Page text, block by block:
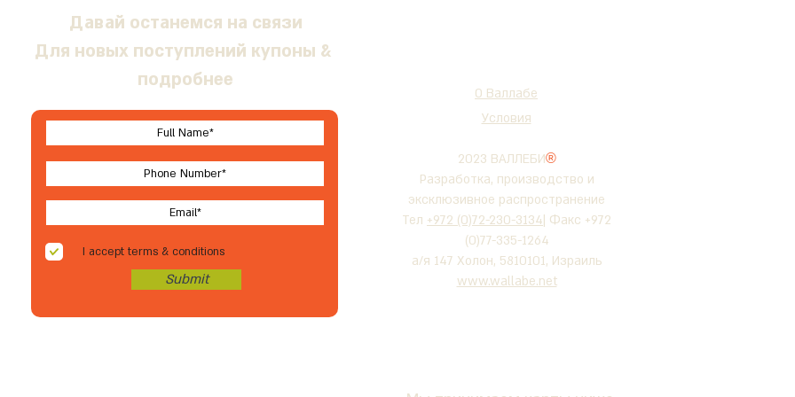
Давай останемся на связи
Для новых поступлений купоны &
подробнее
I accept terms & conditions
Submit
О Валлабе
Условия
2023 ВАЛЛЕБИ®
Разработка, производство и
эксклюзивное распространение
Тел +972 (0)72-230-3134| Факс +972
(0)77-335-1264
а/я 147 Холон, 5810101, Израиль
www.wallabe.net